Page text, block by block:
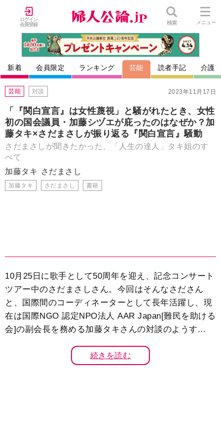
ログイン
会員登録
検索 メニュー
新着 会員限定 ランキング 芸能 読者手記 介護
2023年11月17日
芸能 対談
「『関白宣言』は女性蔑視」と騒がれたとき、女性
初の国会議員・加藤シヅエが庇ったのはなぜか？加
藤タキ×さだまさしが振り返る『関白宣言』騒動
さだまさしが聞きたかった、「人生の達人」タキ姐のす
べて
加藤タキ
さだまさし
加藤タキ さだまさし 書籍
10月25日に歌手として50周年を迎え、記念コンサート
ツアー中のさだまさしさん。今回はそんなさださん
と、国際間のコーディネーターとして長年活躍し、現
在は国際NGO 認定NPO法人 AAR Japan[難民を助ける
会]の副会長を務める加藤タキさんの対談のようす...
続きを読む